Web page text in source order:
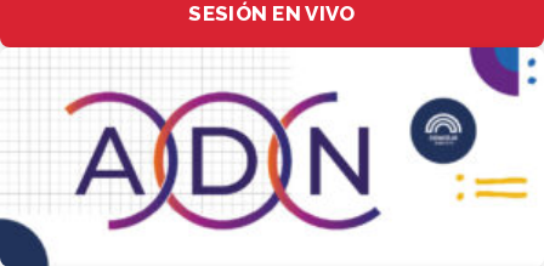
SESIÓN EN VIVO